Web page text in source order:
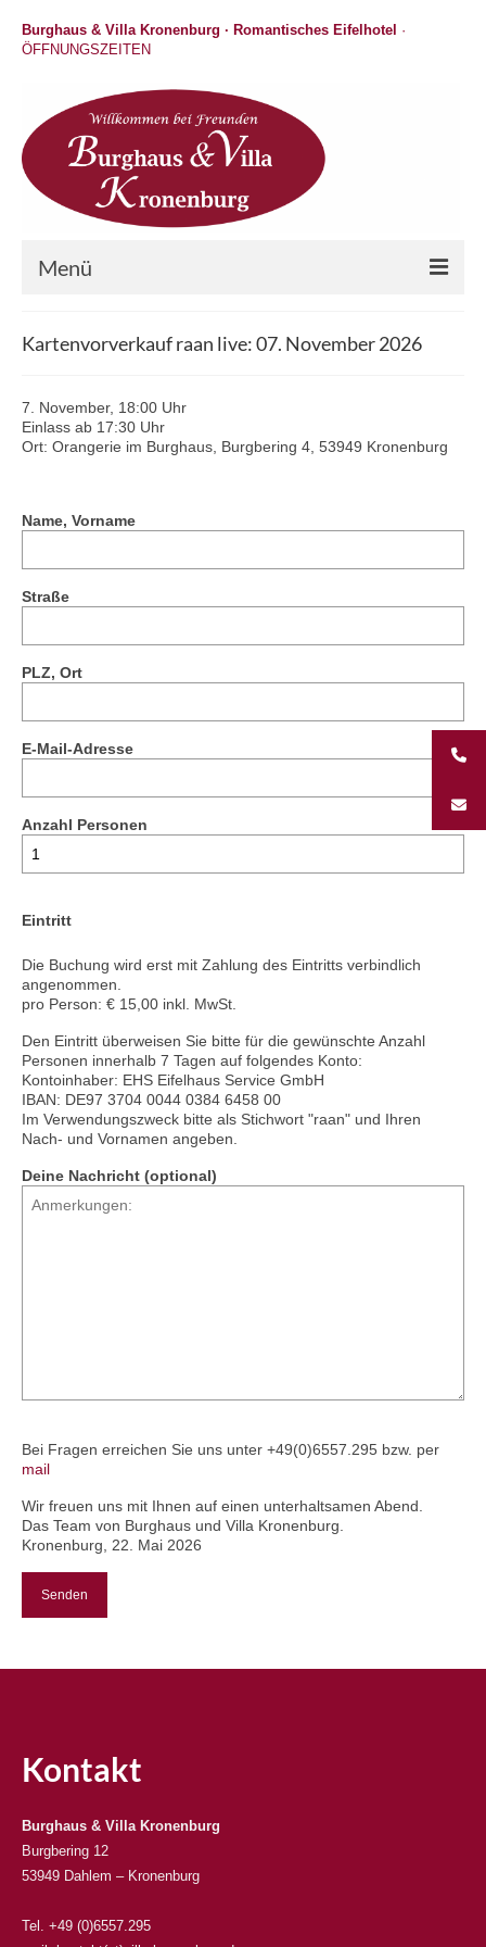
Burghaus & Villa Kronenburg · Romantisches Eifelhotel ·
ÖFFNUNGSZEITEN
Menü
Gastronomie
Hochzeit / Feiern / Events
Kartenvorverkauf raan live: 07. November 2026
7. November, 18:00 Uhr
Einlass ab 17:30 Uhr
Ort: Orangerie im Burghaus, Burgbering 4, 53949 Kronenburg
Name, Vorname
Straße
PLZ, Ort
E-Mail-Adresse
Anzahl Personen
Eintritt
Die Buchung wird erst mit Zahlung des Eintritts verbindlich
angenommen.
pro Person: € 15,00 inkl. MwSt.
Den Eintritt überweisen Sie bitte für die gewünschte Anzahl
Personen innerhalb 7 Tagen auf folgendes Konto:
Kontoinhaber: EHS Eifelhaus Service GmbH
IBAN: DE97 3704 0044 0384 6458 00
Im Verwendungszweck bitte als Stichwort "raan" und Ihren
Nach- und Vornamen angeben.
Deine Nachricht (optional)
Bei Fragen erreichen Sie uns unter +49(0)6557.295 bzw. per
mail
Wir freuen uns mit Ihnen auf einen unterhaltsamen Abend.
Das Team von Burghaus und Villa Kronenburg.
Kronenburg, 22. Mai 2026
Kontakt
Burghaus & Villa Kronenburg
Burgbering 12
53949 Dahlem – Kronenburg
Tel. +49 (0)6557.295